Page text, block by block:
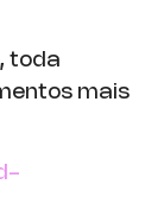
toda
mais